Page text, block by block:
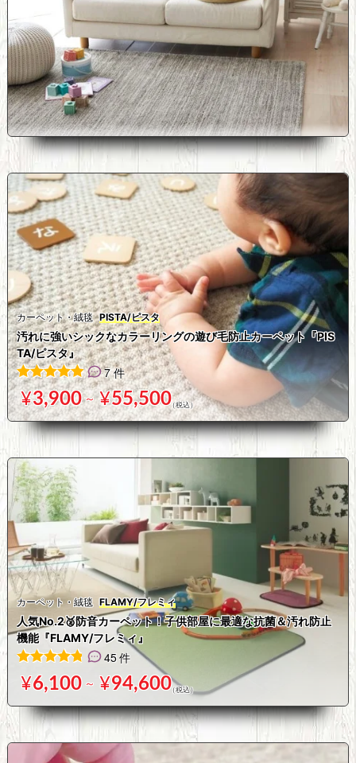
カーペット・絨毯 PISTA/ピスタ
汚れに強いシックなカラーリングの遊び毛防止カーペット『PIS
TA/ピスタ』
7
件の利用者評価に基づく5段階評価のうち、 5.00点
7 件
¥3,900 ～ ¥55,500
カーペット・絨毯 FLAMY/フレミィ
人気No.2🥈防音カーペット！子供部屋に最適な抗菌＆汚れ防止
機能『FLAMY/フレミィ』
45
件の利用者評価に基づく5段階評価のうち、
45 件
¥6,100 ～ ¥94,600